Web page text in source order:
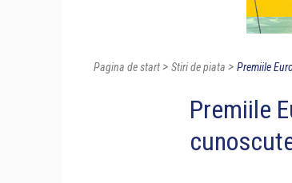
Pagina de start> Stiri de piata > Premiile
Premiile